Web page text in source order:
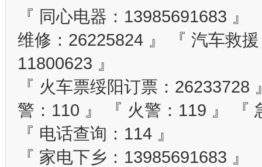
『 同心电器：13985691683
维修：26225824 』 『 汽车救
11800623 』
『 火车票绥阳订票：
警：110 』 『 火警：119 』 『
『 电话查询：114 』
『 家电下乡：13985691683